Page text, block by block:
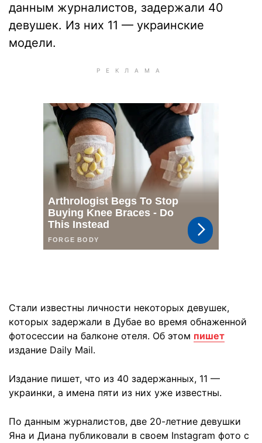
данным журналистов, задержали 40
девушек. Из них 11 — украинские
модели.
Стали известны личности некоторых девушек,
которых задержали в Дубае во время обнаженной
фотосессии на балконе отеля. Об этом пишет
издание Daily Mail.
Издание пишет, что из 40 задержанных, 11 —
украинки, а имена пяти из них уже известны.
По данным журналистов, две 20-летние девушки
Яна и Диана публиковали в своем Instagram фото с